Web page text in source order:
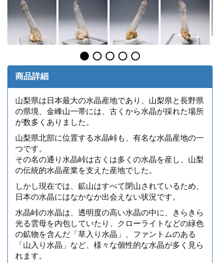
商品詳細
山梨県は日本最大の水晶産地であり、山梨県と長野県
の県境、金峰山一帯には、古くから水晶が採れた場所
が数多くありました。
山梨県北部に位置する水晶峠も、有名な水晶産地の一
つです。
その名の通り水晶峠は古くは多くの水晶を産し、山梨
の伝統的水晶産業を支えた産地でした。
しかし現在では、鉱山はすべて閉山されているため、
日本の水晶にはなかなか出会えない状況です。
水晶峠の水晶は、透明度の高い水晶の中に、きらきら
光る雲母を内包していたり、クローライトなどの緑色
の鉱物を含んだ「草入り水晶」、ファントムのある
「山入り水晶」など、様々な個性的な水晶が多く見ら
れます。